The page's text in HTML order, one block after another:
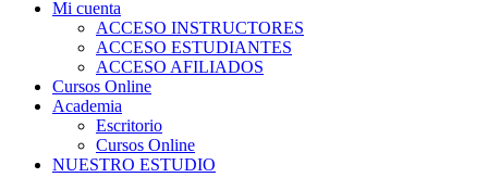
Mi cuenta
ACCESO INSTRUCTORES
ACCESO ESTUDIANTES
ACCESO AFILIADOS
Cursos Online
Academia
Escritorio
Cursos Online
NUESTRO ESTUDIO